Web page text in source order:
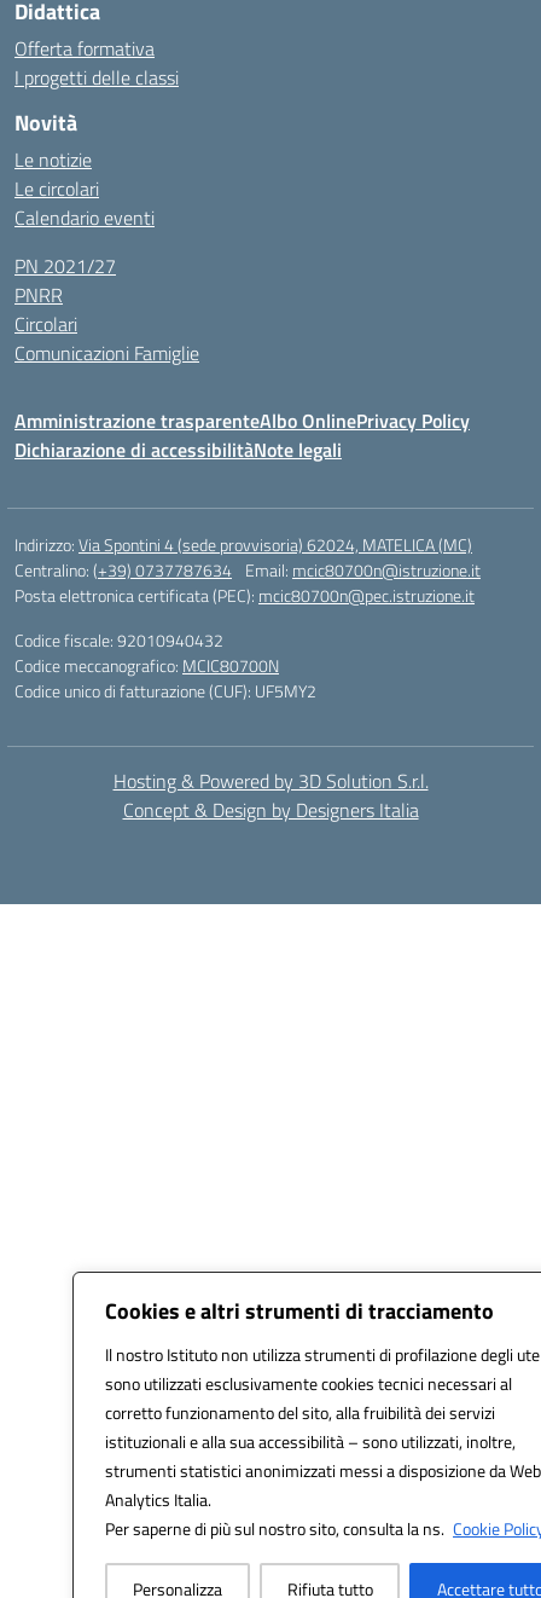
Cookies e altri strumenti di tracciamento
Il nostro Istituto non utilizza strumenti di profilazione degli
sono utilizzati esclusivamente cookies tecnici necessari al
corretto funzionamento del sito, alla fruibilità dei servizi
istituzionali e alla sua accessibilità – sono utilizzati, inoltre,
strumenti statistici anonimizzati messi a disposizione da Web
Analytics Italia.
Per saperne di più sul nostro sito, consulta la ns. Cookie
Personalizza Rifiuta tutto Accettare
Didattica
Offerta formativa
I progetti delle classi
Novità
Le notizie
Le circolari
Calendario eventi
PN 2021/27
PNRR
Circolari
Comunicazioni Famiglie
Amministrazione trasparenteAlbo OnlinePrivacy Policy
Dichiarazione di accessibilitàNote legali
Indirizzo:Via Spontini 4 (sede provvisoria) 62024, MATELICA (MC)
Centralino:(+39) 0737787634 Email: mcic80700n@istruzione.it
Posta elettronica certificata (PEC): mcic80700n@pec.istruzione.it
Codice fiscale: 92010940432
Codice meccanografico: MCIC80700N
Codice unico di fatturazione (CUF): UF5MY2
Hosting & Powered by 3D Solution S.r.l.
Concept & Design by Designers Italia